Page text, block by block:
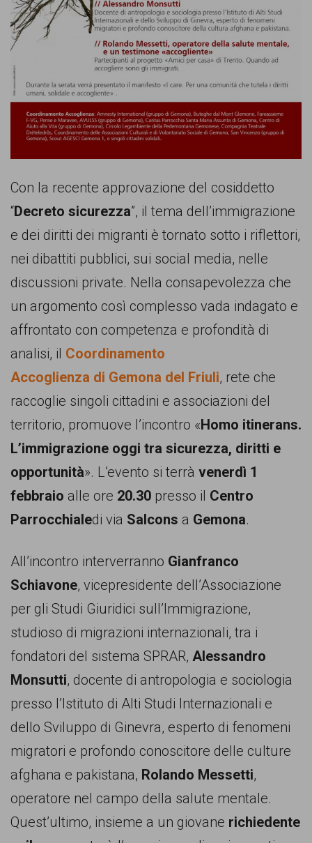
fenomeno
del
razzismo
curato
da
Lunaria
opportunità
dei
diritti
cittadinanza
per
tutti.
Con la recente approvazione del cosiddetto
“Decreto sicurezza”, il tema dell’immigrazione
e dei diritti dei migranti è tornato sotto i riflettori,
nei dibattiti pubblici, sui social media, nelle
discussioni private. Nella consapevolezza che
un argomento così complesso vada indagato e
affrontato con competenza e profondità di
analisi, il Coordinamento
Accoglienza di Gemona del Friuli, rete che
raccoglie singoli cittadini e associazioni del
territorio, promuove l’incontro «Homo itinerans.
L’immigrazione oggi tra sicurezza, diritti e
opportunità». L’evento si terrà venerdì 1
febbraio alle ore 20.30 presso il Centro
Parrocchialedi via Salcons a Gemona.
All’incontro interverranno Gianfranco
Schiavone, vicepresidente dell’Associazione
per gli Studi Giuridici sull’Immigrazione,
studioso di migrazioni internazionali, tra i
fondatori del sistema SPRAR, Alessandro
Monsutti, docente di antropologia e sociologia
presso l’Istituto di Alti Studi Internazionali e
dello Sviluppo di Ginevra, esperto di fenomeni
migratori e profondo conoscitore delle culture
afghana e pakistana, Rolando Messetti,
operatore nel campo della salute mentale.
Quest’ultimo, insieme a un giovane richiedente